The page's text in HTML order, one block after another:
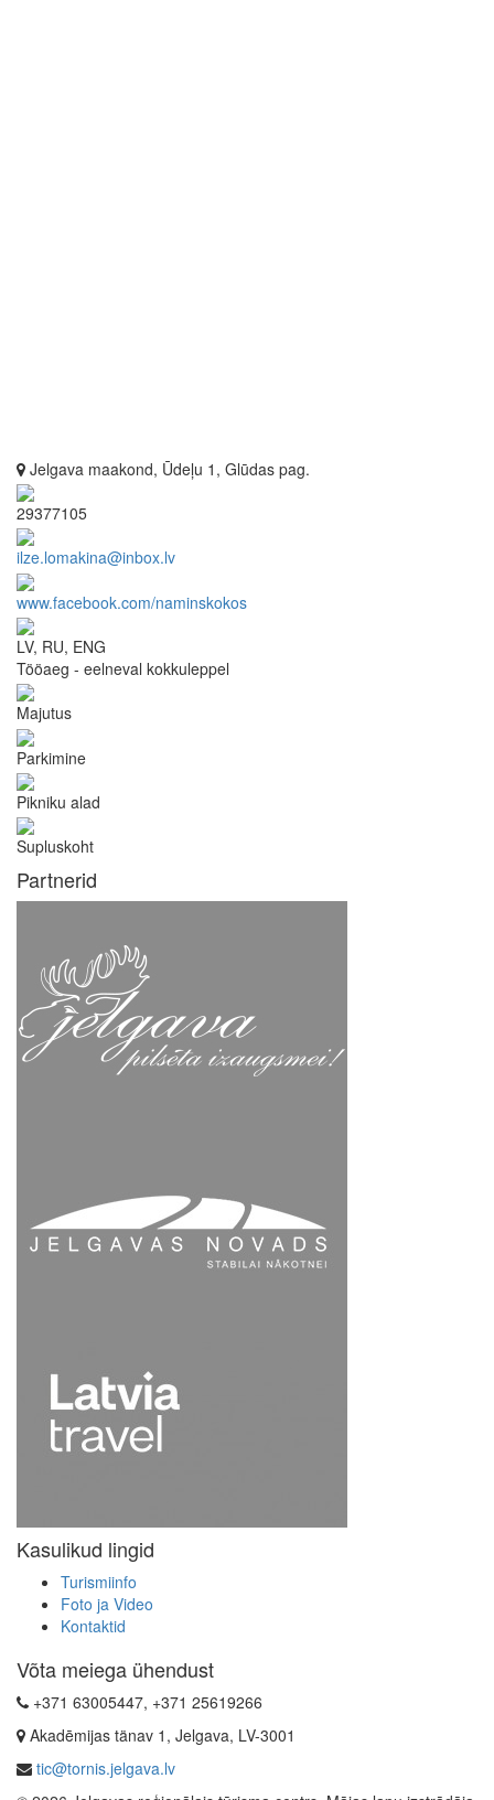
Jelgava maakond, Ūdeļu 1, Glūdas pag.
29377105
ilze.lomakina@inbox.lv
www.facebook.com/naminskokos
LV, RU, ENG
Tööaeg - eelneval kokkuleppel
Majutus
Parkimine
Pikniku alad
Supluskoht
Partnerid
Kasulikud lingid
Turismiinfo
Foto ja Video
Kontaktid
Võta meiega ühendust
+371 63005447, +371 25619266
Akadēmijas tänav 1, Jelgava, LV-3001
tic@tornis.jelgava.lv